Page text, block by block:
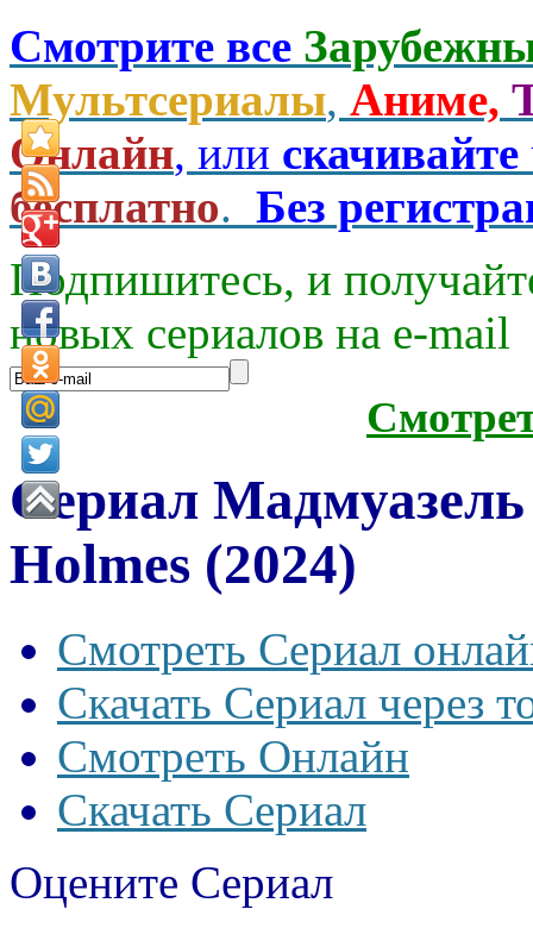
Смотрите все
Мультсериалы, Аниме,
Онлайн, или скачивайте
бесплатно. Без
Подпишитесь, и
новых сериалов на e-mаil
Сериал
Holmes (2024)
Смотреть Сериал
Скачать Сериал через
Смотреть Онлайн
Скачать Сериал
Оцените Сериал